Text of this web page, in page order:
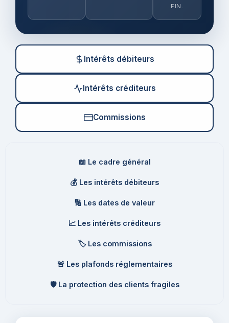
FIN.
Intérêts débiteurs
Intérêts créditeurs
Commissions
📖 Le cadre général
💰 Les intérêts débiteurs
🔢 Les dates de valeur
📈 Les intérêts créditeurs
🏷️ Les commissions
🚨 Les plafonds réglementaires
🛡️ La protection des clients fragiles